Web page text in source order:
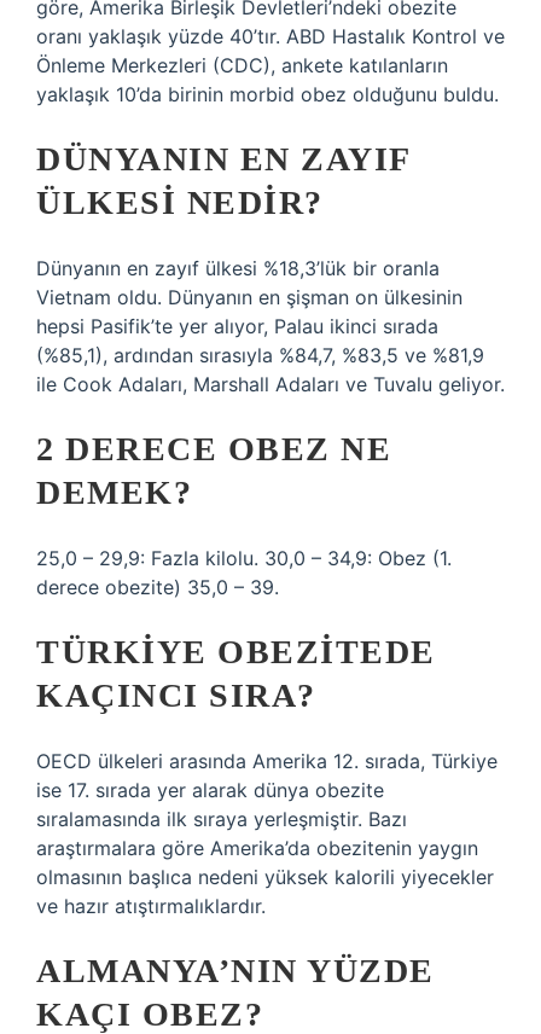
göre, Amerika Birleşik Devletleri’ndeki obezite
oranı yaklaşık yüzde 40’tır. ABD Hastalık Kontrol ve
Önleme Merkezleri (CDC), ankete katılanların
yaklaşık 10’da birinin morbid obez olduğunu buldu.
DÜNYANIN EN ZAYIF
ÜLKESI NEDIR?
Dünyanın en zayıf ülkesi %18,3’lük bir oranla
Vietnam oldu. Dünyanın en şişman on ülkesinin
hepsi Pasifik’te yer alıyor, Palau ikinci sırada
(%85,1), ardından sırasıyla %84,7, %83,5 ve %81,9
ile Cook Adaları, Marshall Adaları ve Tuvalu geliyor.
2 DERECE OBEZ NE
DEMEK?
25,0 – 29,9: Fazla kilolu. 30,0 – 34,9: Obez (1.
derece obezite) 35,0 – 39.
TÜRKIYE OBEZITEDE
KAÇINCI SIRA?
OECD ülkeleri arasında Amerika 12. sırada, Türkiye
ise 17. sırada yer alarak dünya obezite
sıralamasında ilk sıraya yerleşmiştir. Bazı
araştırmalara göre Amerika’da obezitenin yaygın
olmasının başlıca nedeni yüksek kalorili yiyecekler
ve hazır atıştırmalıklardır.
ALMANYA’NIN YÜZDE
KAÇI OBEZ?